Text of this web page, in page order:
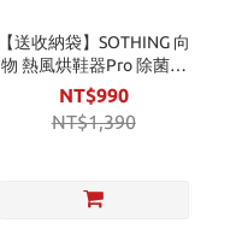
【送收納袋】SOTHING 向
物 熱風烘鞋器Pro 除菌定
時版 摺疊烘鞋機
NT$990
NT$1,390